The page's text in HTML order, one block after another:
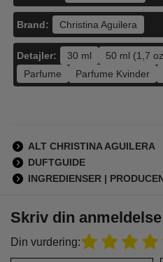
Brand: Christina Aguilera
Detajler: 30 ml 50 ml (1,7
Parfume
Parfume Kvinder
ALT CHRISTINA AGUILERA
DUFTGUIDE
INGREDIENSER |
Skriv din
Din vurdering: